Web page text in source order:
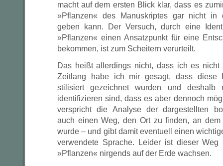
macht auf dem ersten Blick klar, dass es
»Pflanzen« des Manuskriptes gar nicht in
geben kann. Der Versuch, durch eine
»Pflanzen« einen Ansatzpunkt für eine
bekommen, ist zum Scheitern verurteilt.
Das heißt allerdings nicht, dass ich es nicht
Zeitlang habe ich mir gesagt, dass diese
stilisiert gezeichnet wurden und
identifizieren sind, dass es aber dennoch
verspricht die Analyse der dargestellten
auch einen Weg, den Ort zu finden, an
wurde – und gibt damit eventuell einen
verwendete Sprache. Leider ist dieser
»Pflanzen« nirgends auf der Erde wachsen.